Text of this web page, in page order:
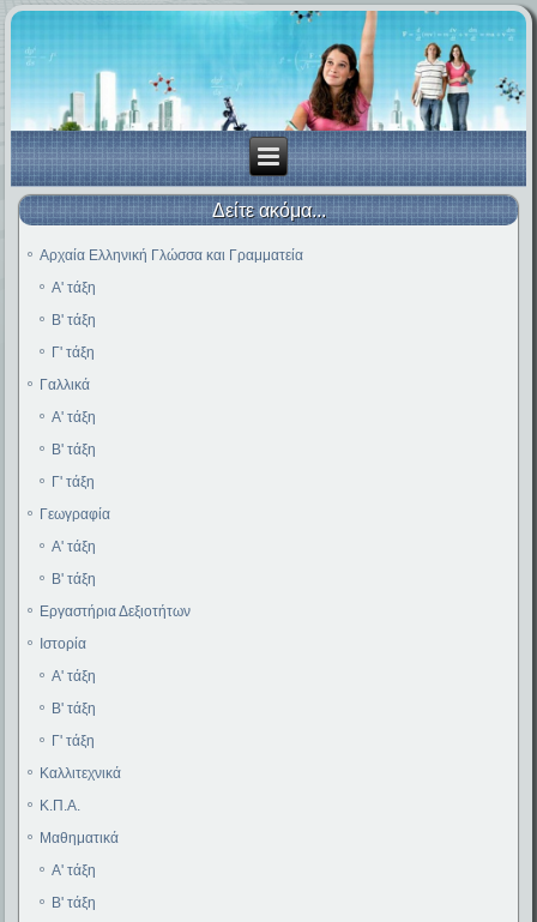
Δείτε ακόμα...
Αρχαία Ελληνική Γλώσσα και Γραμματεία
Α' τάξη
Β' τάξη
Γ' τάξη
Γαλλικά
Α' τάξη
Β' τάξη
Γ' τάξη
Γεωγραφία
Α' τάξη
Β' τάξη
Εργαστήρια Δεξιοτήτων
Ιστορία
Α' τάξη
Β' τάξη
Γ' τάξη
Καλλιτεχνικά
Κ.Π.Α.
Μαθηματικά
Α' τάξη
Β' τάξη